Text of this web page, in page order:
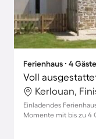
Ferienhaus ∙ 4
Kerlouan,
Einladendes
Momente mit bis zu 4